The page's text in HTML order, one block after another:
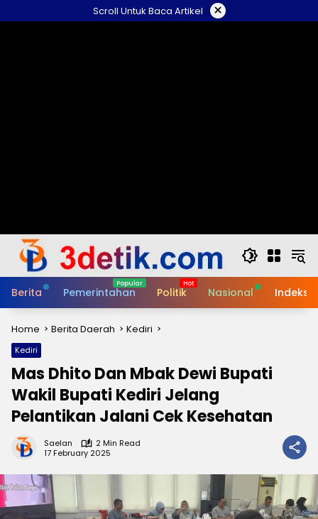
to
Scroll Untuk Baca Artikel ×
Berita Pemerintahan Politik Nasional Indeks
Home Berita Daerah Kediri
Kediri
Mas Dhito Dan Mbak Dewi Bupati
Wakil Bupati Kediri Jelang
Pelantikan Jalani Cek Kesehatan
Saelan
2 Min Read
17 February 2025